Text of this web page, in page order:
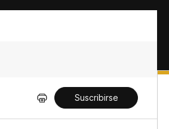
Suscribirse